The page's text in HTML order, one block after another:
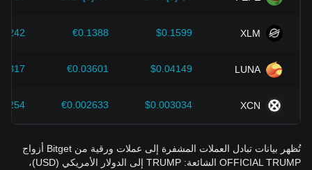
XLM
$0.1599
€0.1388
LUNA
$0.04149
€0.03601
XCN
$0.003034
€0.002633
تُظهر بيانات تبادل العملات المشفرة إلى عملات ورقية من Bitget أزواج
OFFICIAL TRUMP الشائعة: TRUMP إلى الدولار الأمريكي (USD)،